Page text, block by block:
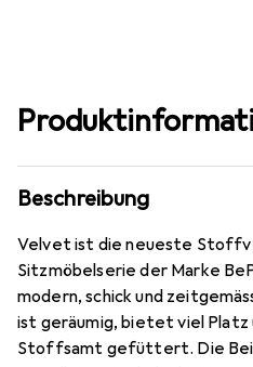
Beschreibung
Velvet ist die neueste
Sitzmöbelserie der Marke
modern, schick und
ist geräumig, bietet viel Platz
Stoffsamt gefüttert. Die